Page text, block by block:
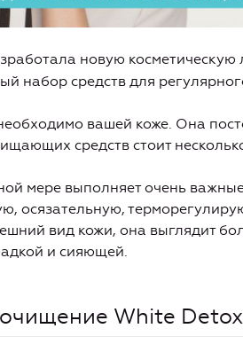
новую косметическую
набор средств для
вашей коже. Она
средств стоит
мере выполняет очень
осязательную,
вид кожи, она выглядит
и сияющей.
White Detox